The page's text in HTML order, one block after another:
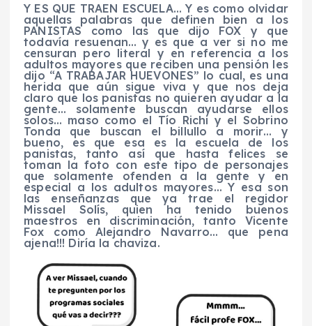
Y ES QUE TRAEN ESCUELA… Y es como olvidar
aquellas palabras que definen bien a los
PANISTAS como las que dijo FOX y que
todavía resuenan… y es que a ver si no me
censuran pero literal y en referencia a los
adultos mayores que reciben una pensión les
dijo “A TRABAJAR HUEVONES” lo cual, es una
herida que aún sigue viva y que nos deja
claro que los panistas no quieren ayudar a la
gente… solamente buscan ayudarse ellos
solos… maso como el Tío Richi y el Sobrino
Tonda que buscan el billullo a morir… y
bueno, es que esa es la escuela de los
panistas, tanto así que hasta felices se
toman la foto con este tipo de personajes
que solamente ofenden a la gente y en
especial a los adultos mayores…Y esa son
las enseñanzas que ya trae el regidor
Missael Solís, quien ha tenido buenos
maestros en discriminación, tanto Vicente
Fox como Alejandro Navarro… que pena
ajena!!! Diría la chaviza.